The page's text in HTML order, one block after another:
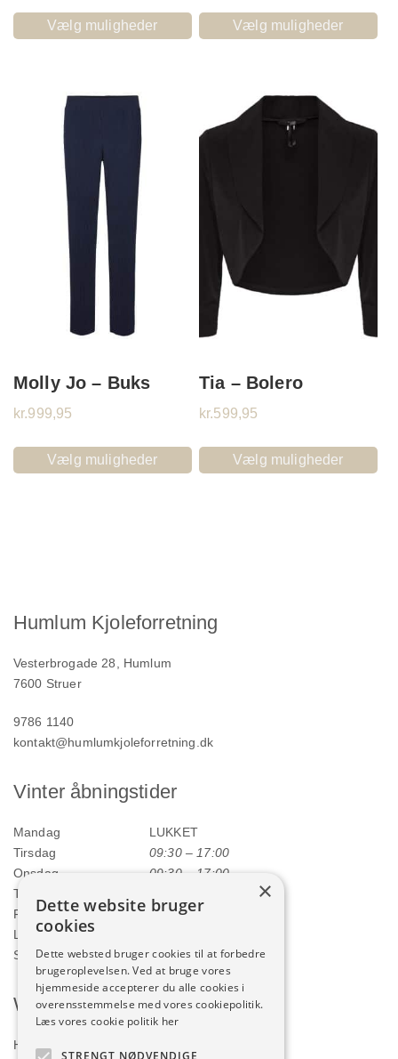
Vælg muligheder Vælg muligheder
Molly Jo – Buks
kr.999,95
Vælg muligheder
Tia – Bolero
kr.599,95
Vælg muligheder
Humlum Kjoleforretning
Vesterbrogade 28, Humlum
7600 Struer
9786 1140
kontakt@humlumkjoleforretning.dk
Vinter åbningstider
Mandag
LUKKET
Tirsdag
09:30 – 17:00
Onsdag
09:30 – 17:00
Torsdag
Fredag
09:30 – 17:00
Lørdag
Søndag
LUKKET
Webshop
Handelsbetingelser
×
Dette website bruger
cookies
Dette websted bruger cookies til at forbedre
brugeroplevelsen. Ved at bruge vores
hjemmeside accepterer du alle cookies i
overensstemmelse med vores cookiepolitik.
Læs vores cookie politik her
STRENGT NØDVENDIGE